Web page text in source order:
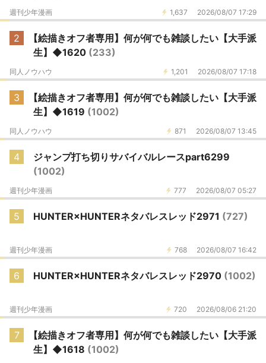
1,637 2026/08/07 17:29
週刊少年漫画
2
【絵描きオフ者専用】何が何でも雑談したい【大手派
生】◆1620 (233)
1,201 2026/08/07 17:18
同人ノウハウ
3
【絵描きオフ者専用】何が何でも雑談したい【大手派
生】◆1619 (1002)
871 2026/08/07 13:45
同人ノウハウ
4
ジャンプ打ち切りサバイバルレースpart6299
(1002)
777 2026/08/07 05:27
週刊少年漫画
5 HUNTER×HUNTERネタバレスレッド2971 (727)
768 2026/08/07 16:42
週刊少年漫画
6 HUNTER×HUNTERネタバレスレッド2970 (1002)
720 2026/08/06 21:20
週刊少年漫画
7
【絵描きオフ者専用】何が何でも雑談したい【大手派
生】◆1618 (1002)